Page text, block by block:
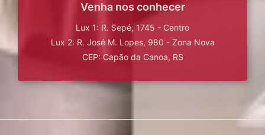
Venha nos conhecer
Lux 1: R. Sepé, 1745 - Centro
Lux 2: R. José M. Lopes, 980 - Zona Nova
CEP: Capão da Canoa, RS